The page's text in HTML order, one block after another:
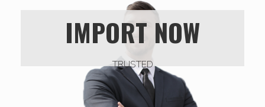
IMPORT NOW
TRUSTED